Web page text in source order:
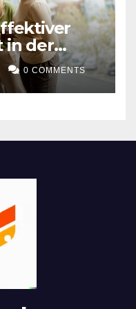
in der
0 COMMENTS